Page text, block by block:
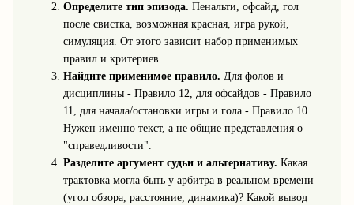
Определите тип эпизода. Пенальти, офсайд, гол
после свистка, возможная красная, игра рукой,
симуляция. От этого зависит набор применимых
правил и критериев.
Найдите применимое правило. Для фолов и
дисциплины - Правило 12, для офсайдов - Правило
11, для начала/остановки игры и гола - Правило 10.
Нужен именно текст, а не общие представления о
"справедливости".
Разделите аргумент судьи и альтернативу. Какая
трактовка могла быть у арбитра в реальном времени
(угол обзора, расстояние, динамика)? Какой вывод